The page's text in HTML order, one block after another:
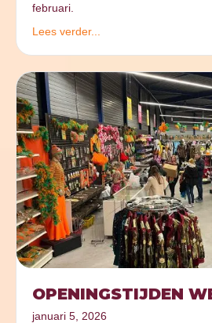
februari.
Lees verder...
OPENINGSTIJDEN
januari 5, 2026